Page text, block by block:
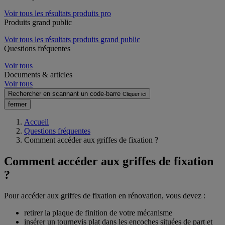
Voir tous les résultats produits pro
Produits grand public
Voir tous les résultats produits grand public
Questions fréquentes
Voir tous
Documents & articles
Voir tous
Rechercher en scannant un code-barre Cliquer ici
fermer
Accueil
Questions fréquentes
Comment accéder aux griffes de fixation ?
Comment accéder aux griffes de fixation
?
Pour accéder aux griffes de fixation en rénovation, vous devez :
retirer la plaque de finition de votre mécanisme
insérer un tournevis plat dans les encoches situées de part et